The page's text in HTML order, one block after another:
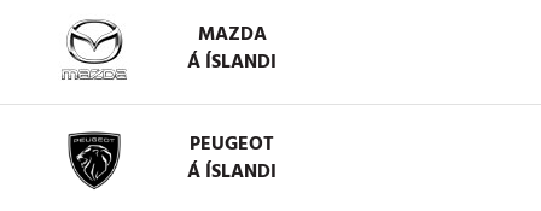
MAZDA
Á ÍSLANDI
PEUGEOT
Á ÍSLANDI